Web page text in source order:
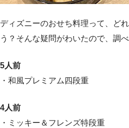
ディズニーのおせち料理って、ど
う？そんな疑問がわいたので、調べ
5人前
・和風プレミアム四段重
4人前
・ミッキー＆フレンズ特段重